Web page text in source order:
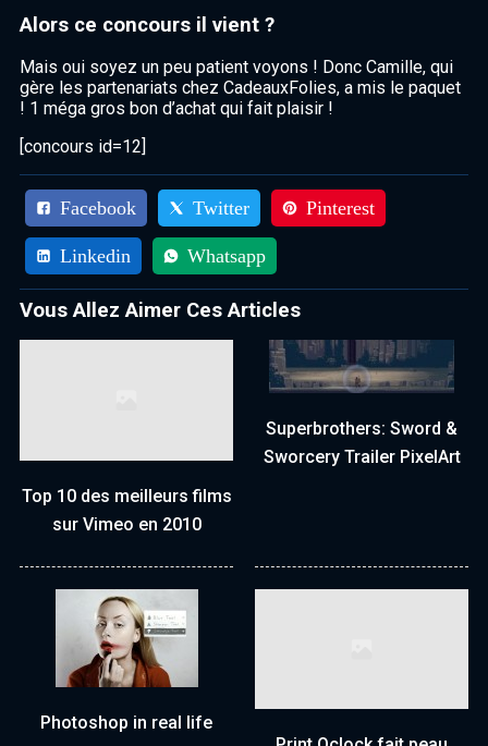
Alors ce concours il vient ?
Mais oui soyez un peu patient voyons ! Donc Camille, qui
gère les partenariats chez CadeauxFolies, a mis le paquet
! 1 méga gros bon d’achat qui fait plaisir !
[concours id=12]
Facebook Twitter Pinterest
Linkedin Whatsapp
Vous Allez Aimer Ces Articles
Top 10 des meilleurs films
sur Vimeo en 2010
Superbrothers: Sword &
Sworcery Trailer PixelArt
Photoshop in real life